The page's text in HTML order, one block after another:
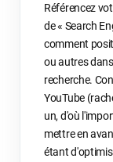
Référencez
de « Search
comment
ou autres
recherche.
YouTube
un, d'où
mettre en
étant